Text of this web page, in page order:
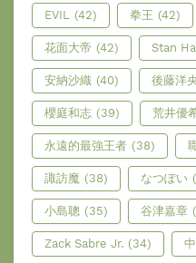
EVIL (42) 拳王 (42)
花面大帝 (42) Stan
安納沙織 (40) 後藤洋
櫻庭和志 (39) 荒井優
永遠的最強王者 (38)
諏訪魔 (38) なつぽい
小島聰 (35) 谷津嘉章
Zack Sabre Jr. (34)